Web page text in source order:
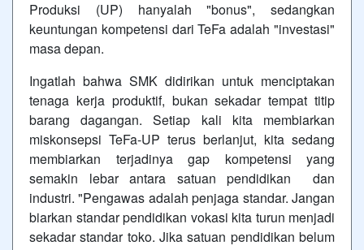
Produksi (UP) hanyalah "bonus", sedangkan
keuntungan kompetensi dari TeFa adalah "investasi"
masa depan.
Ingatlah bahwa SMK didirikan untuk menciptakan
tenaga kerja produktif, bukan sekadar tempat titip
barang dagangan. Setiap kali kita membiarkan
miskonsepsi TeFa-UP terus berlanjut, kita sedang
membiarkan terjadinya gap kompetensi yang
semakin lebar antara satuan pendidikan dan
industri. "Pengawas adalah penjaga standar. Jangan
biarkan standar pendidikan vokasi kita turun menjadi
sekadar standar toko. Jika satuan pendidikan belum